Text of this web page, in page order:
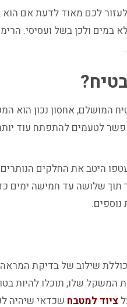
לכם מאוד לדעת אם הוא
במים ולכן בשל ועסיסי.
אחסון נכון הוא
לטעמים להתפתח עוד
היטב את החלקים
תוך שלושה עד חמישה ימים
נוספים.
שילוב של בדיקת
המשקל שלו, תוכלו להיות
ציוד למטבח שכדאי שיהיה